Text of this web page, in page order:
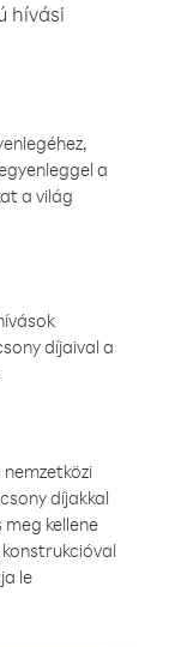
hívási
a
a világ
díjaival a
díjakkal
kellene
le